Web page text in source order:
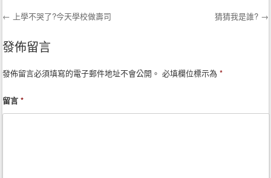
Post navigation
← 上學不哭了?今天學校做壽司 猜猜我是誰? →
發佈留言
發佈留言必須填寫的電子郵件地址不會公開。 必填欄位標示為*
留言*